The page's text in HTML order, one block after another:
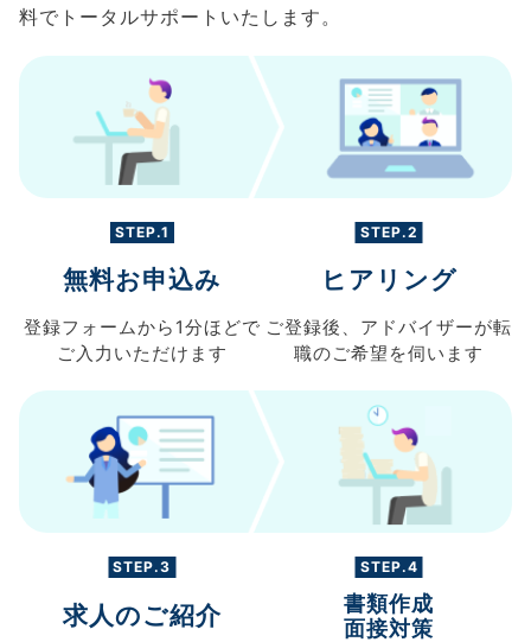
料でトータルサポートいたします。
STEP.1
無料お申込み
登録フォームから 1分ほどで
ご入力 いただけます
STEP.2
ヒアリング
ご登録後、 アドバイザーが転
職のご希望を伺います
STEP.3
求人のご紹介
STEP.4
書類作成
面接対策